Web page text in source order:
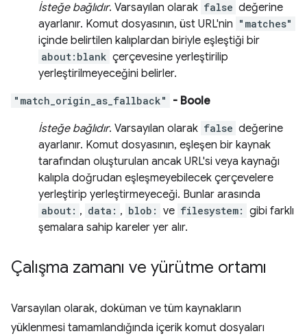
İsteğe bağlıdır. Varsayılan olarak false değerine
ayarlanır. Komut dosyasının, üst URL'nin "matches"
içinde belirtilen kalıplardan biriyle eşleştiği bir
about:blank çerçevesine yerleştirilip
yerleştirilmeyeceğini belirler.
"match_origin_as_fallback"
- Boole
İsteğe bağlıdır. Varsayılan olarak false değerine
ayarlanır. Komut dosyasının, eşleşen bir kaynak
tarafından oluşturulan ancak URL'si veya kaynağı
kalıpla doğrudan eşleşmeyebilecek çerçevelere
yerleştirip yerleştirmeyeceği. Bunlar arasında
about: , data: , blob: ve filesystem: gibi farklı
şemalara sahip kareler yer alır.
Çalışma zamanı ve yürütme ortamı
Varsayılan olarak, doküman ve tüm kaynakların
yüklenmesi tamamlandığında içerik komut dosyaları